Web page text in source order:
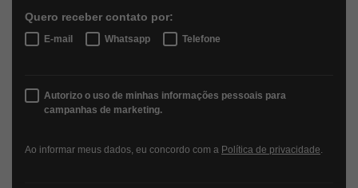
Quero receber contato por:
E-mail Whatsapp Telefone
Autorizo o uso de minhas informações pessoais para
campanhas de marketing.
Ao informar meus dados, eu concordo com a Política de privacidade